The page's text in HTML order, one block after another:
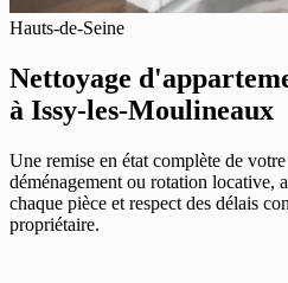
Hauts-de-Seine
Nettoyage
à Issy-les-Moulineaux
Une remise en état complète de
déménagement ou rotation locative,
chaque pièce et respect des délais
propriétaire.